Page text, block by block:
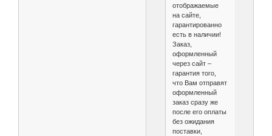
отображаемые
на сайте,
гарантированно
есть в наличии!
Заказ,
оформленный
через сайт –
гарантия того,
что Вам отправят
оформленный
заказ сразу же
после его оплаты
без ожидания
поставки,